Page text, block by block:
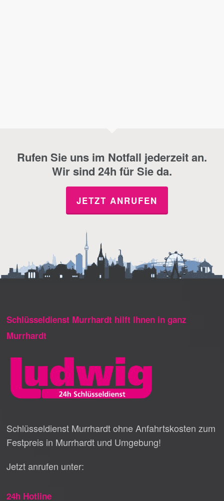
Rufen Sie uns im Notfall jederzeit an.
Wir sind 24h für Sie da.
JETZT ANRUFEN
Schlüsseldienst Murrhardt hilft Ihnen in ganz
Murrhardt
Schlüsseldienst Murrhardt ohne Anfahrtskosten zum
Festpreis in Murrhardt und Umgebung!
Jetzt anrufen unter:
24h Hotline